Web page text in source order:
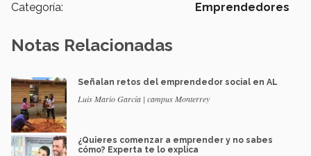
Categoría: Emprendedores
Notas Relacionadas
Señalan retos del emprendedor social en AL
Luis Mario García | campus Monterrey
¿Quieres comenzar a emprender y no sabes
cómo? Experta te lo explica